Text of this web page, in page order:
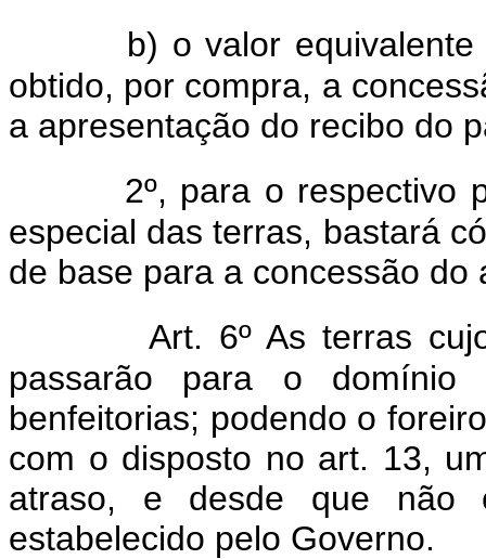
b) o valor
obtido, por compra, a
a apresentação do recibo do
2º, para o respectivo
especial das terras, bastará
de base para a concessão do
Art. 6º As terras
passarão para o domínio
benfeitorias; podendo o
com o disposto no art. 13,
atraso, e desde que não
estabelecido pelo Governo.